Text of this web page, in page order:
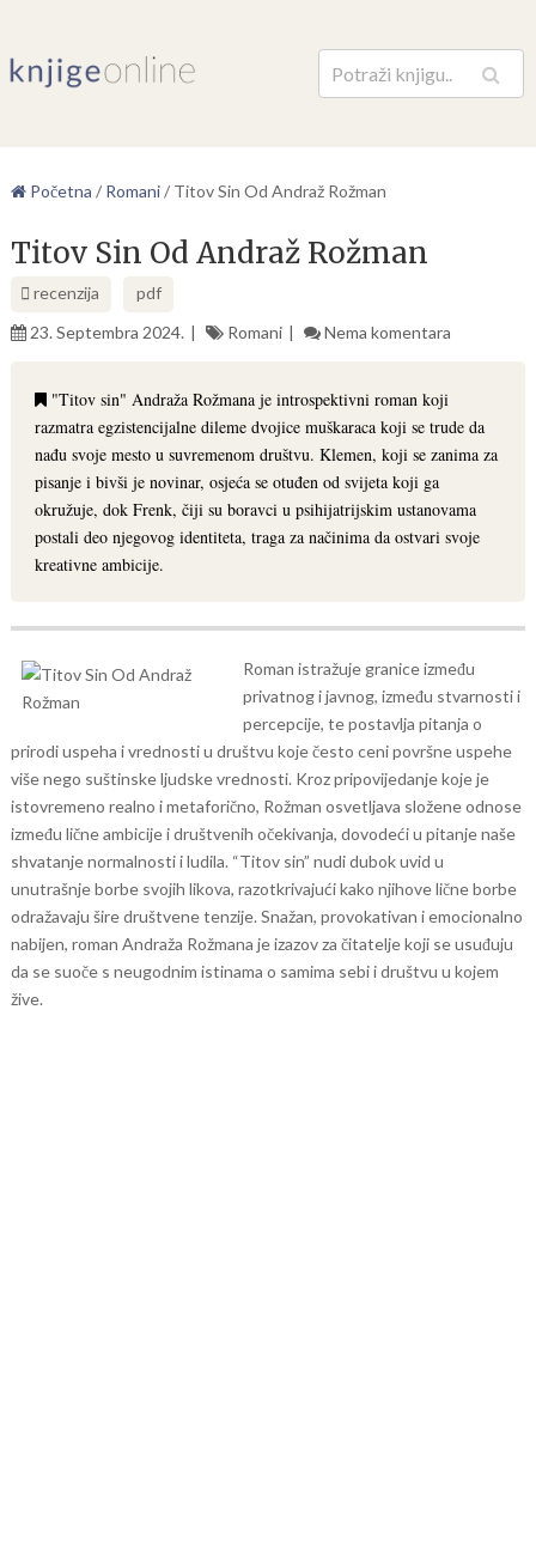
Pretraga
Početna / Romani/ Titov Sin Od Andraž Rožman
Titov Sin Od Andraž Rožman
recenzija
pdf
23. Septembra 2024.
Romani Nema komentara
"Titov sin" Andraža Rožmana je introspektivni roman koji
razmatra egzistencijalne dileme dvojice muškaraca koji se trude da
nađu svoje mesto u suvremenom društvu. Klemen, koji se zanima za
pisanje i bivši je novinar, osjeća se otuđen od svijeta koji ga
okružuje, dok Frenk, čiji su boravci u psihijatrijskim ustanovama
postali deo njegovog identiteta, traga za načinima da ostvari svoje
kreativne ambicije.
Roman istražuje granice između
privatnog i javnog, između stvarnosti i
percepcije, te postavlja pitanja o
prirodi uspeha i vrednosti u društvu koje često ceni površne uspehe
više nego suštinske ljudske vrednosti. Kroz pripovijedanje koje je
istovremeno realno i metaforično, Rožman osvetljava složene odnose
između lične ambicije i društvenih očekivanja, dovodeći u pitanje naše
shvatanje normalnosti i ludila. “Titov sin” nudi dubok uvid u
unutrašnje borbe svojih likova, razotkrivajući kako njihove lične borbe
odražavaju šire društvene tenzije. Snažan, provokativan i emocionalno
nabijen, roman Andraža Rožmana je izazov za čitatelje koji se usuđuju
da se suoče s neugodnim istinama o samima sebi i društvu u kojem
žive.